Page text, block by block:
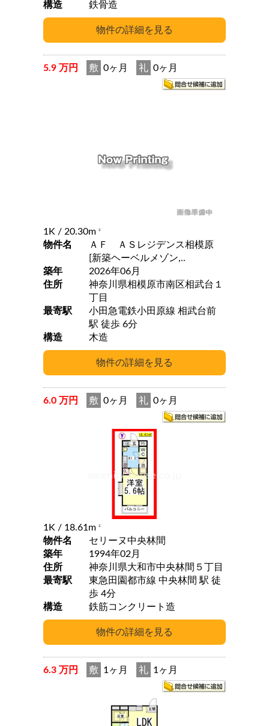
構造
鉄骨造
5.9 万円 敷 0ヶ月 礼 0ヶ月
1K / 20.30m 2
物件名
ＡＦ ＡＳレジデンス相模原
[新築ヘーベルメゾン,..
築年
2026年06月
住所
神奈川県相模原市南区相武台１
丁目
最寄駅
小田急電鉄小田原線 相武台前
駅 徒歩 6分
構造
木造
6.0 万円 敷 0ヶ月 礼 0ヶ月
1K / 18.61m 2
物件名
セリーヌ中央林間
築年
1994年02月
住所
神奈川県大和市中央林間５丁目
最寄駅
東急田園都市線 中央林間 駅 徒
歩 4分
構造
鉄筋コンクリート造
6.3 万円 敷 1ヶ月 礼 1ヶ月